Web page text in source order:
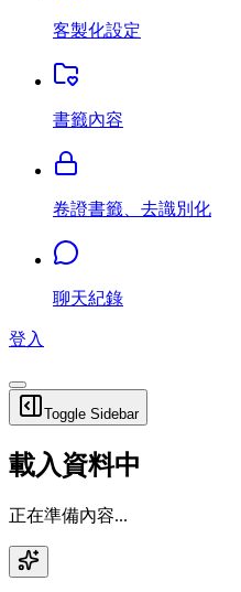
客製化設定
書籤內容
卷證書籤、去識別化
聊天紀錄
登入
Toggle Sidebar
載入資料中
正在準備內容...